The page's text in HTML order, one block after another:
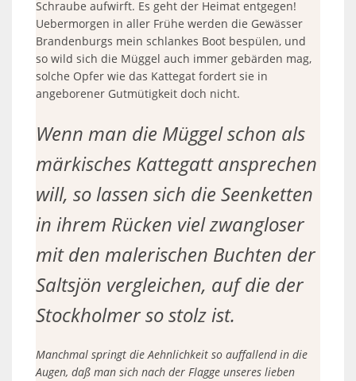
Schraube aufwirft. Es geht der Heimat entgegen!
Uebermorgen in aller Frühe werden die Gewässer
Brandenburgs mein schlankes Boot bespülen, und
so wild sich die Müggel auch immer gebärden mag,
solche Opfer wie das Kattegat fordert sie in
angeborener Gutmütigkeit doch nicht.
Wenn man die Müggel schon als
märkisches Kattegatt ansprechen
will, so lassen sich die Seenketten
in ihrem Rücken viel zwangloser
mit den malerischen Buchten der
Saltsjön vergleichen, auf die der
Stockholmer so stolz ist.
Manchmal springt die Aehnlichkeit so auffallend in die
Augen, daß man sich nach der Flagge unseres lieben